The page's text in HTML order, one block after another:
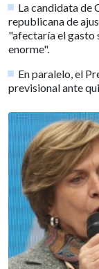
La candidata de
republicana de
"afectaría el gasto
enorme".
En paralelo, el
previsional ante